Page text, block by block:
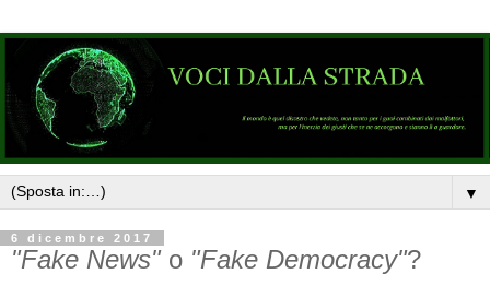
▼
6 dicembre 2017
"Fake News"o "Fake Democracy"?